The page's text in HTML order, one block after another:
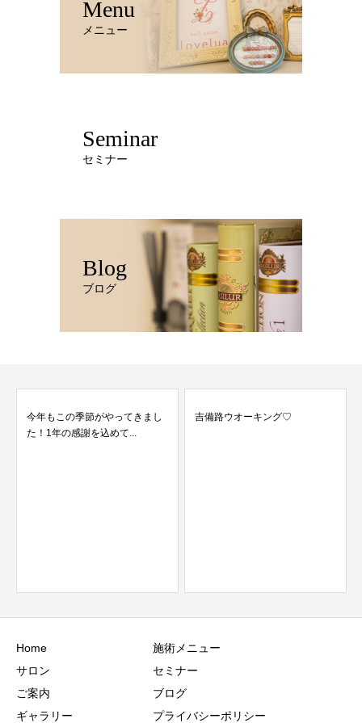
Menu
メニュー
Seminar
セミナー
Blog
ブログ
今年もこの季節がやってきまし
た！1年の感謝を込めて...
吉備路ウオーキング♡
Home
サロン
ご案内
ギャラリー
施術メニュー
セミナー
ブログ
プライバシーポリシー